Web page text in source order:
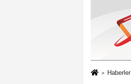
Haberler